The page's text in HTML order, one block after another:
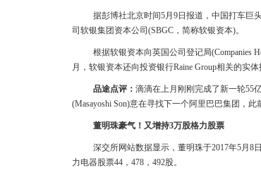
据彭博社北京时间5月9日报道，中国打车巨
司软银集团资本公司(SBGC，简称软银资本)。
根据软银资本向英国公司登记局(Companies
月，软银资本还向投资银行Raine Group相关的实
品途点评： 滴滴在上月刚刚完成了新一轮55
(Masayoshi Son)意在寻找下一个阿里巴巴集团，
董明珠豪气！又增持3万股格力股票
深交所网站数据显示，董明珠于2017年5月8
力电器股票44，478，492股。